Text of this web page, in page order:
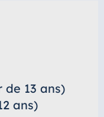
13 ans)
ans)